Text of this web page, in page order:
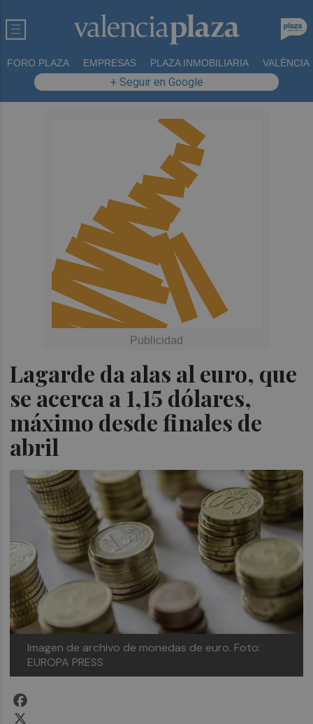
FORO PLAZA EMPRESAS PLAZA INMOBILIARIA VALÈNCIA
+ Seguir en Google
Lagarde da alas al euro, que
se acerca a 1,15 dólares,
máximo desde finales de
abril
Imagen de archivo de monedas de euro. Foto:
EUROPA PRESS